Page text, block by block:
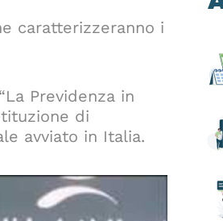
caratterizzeranno i
Previdenza in
di
avviato in Italia.